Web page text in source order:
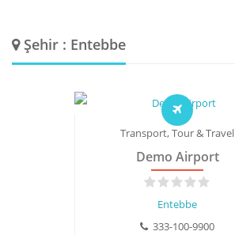
Şehir : Entebbe
Transport, Tour & Travel
Demo Airport
Entebbe
333-100-9900